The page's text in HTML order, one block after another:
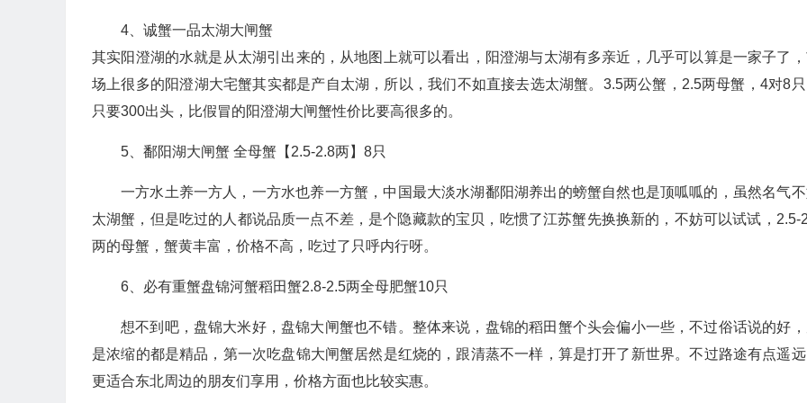
4、诚蟹一品太湖大闸蟹
其实阳澄湖的水就是从太湖引出来的，从地图上就可以看出，阳澄湖与太湖有多亲近，几乎可以算是一家子了
场上很多的阳澄湖大宅蟹其实都是产自太湖，所以，我们不如直接去选太湖蟹。3.5两公蟹，2.5两母蟹，4对8只
只要300出头，比假冒的阳澄湖大闸蟹性价比要高很多的。
5、鄱阳湖大闸蟹 全母蟹【2.5-2.8两】8只
一方水土养一方人，一方水也养一方蟹，中国最大淡水湖鄱阳湖养出的螃蟹自然也是顶呱呱的，虽然名气
太湖蟹，但是吃过的人都说品质一点不差，是个隐藏款的宝贝，吃惯了江苏蟹先换换新的，不妨可以试试，2.5-
两的母蟹，蟹黄丰富，价格不高，吃过了只呼内行呀。
6、必有重蟹盘锦河蟹稻田蟹2.8-2.5两全母肥蟹10只
想不到吧，盘锦大米好，盘锦大闸蟹也不错。整体来说，盘锦的稻田蟹个头会偏小一些，不过俗话说的好
是浓缩的都是精品，第一次吃盘锦大闸蟹居然是红烧的，跟清蒸不一样，算是打开了新世界。不过路途有点遥远
更适合东北周边的朋友们享用，价格方面也比较实惠。